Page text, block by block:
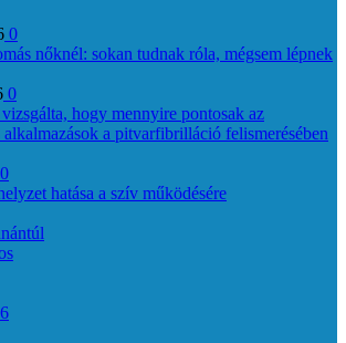
0
nőknél: sokan tudnak róla, mégsem lépnek
0
hogy mennyire pontosak az
a pitvarfibrilláció felismerésében
0
hatása a szív működésére
6